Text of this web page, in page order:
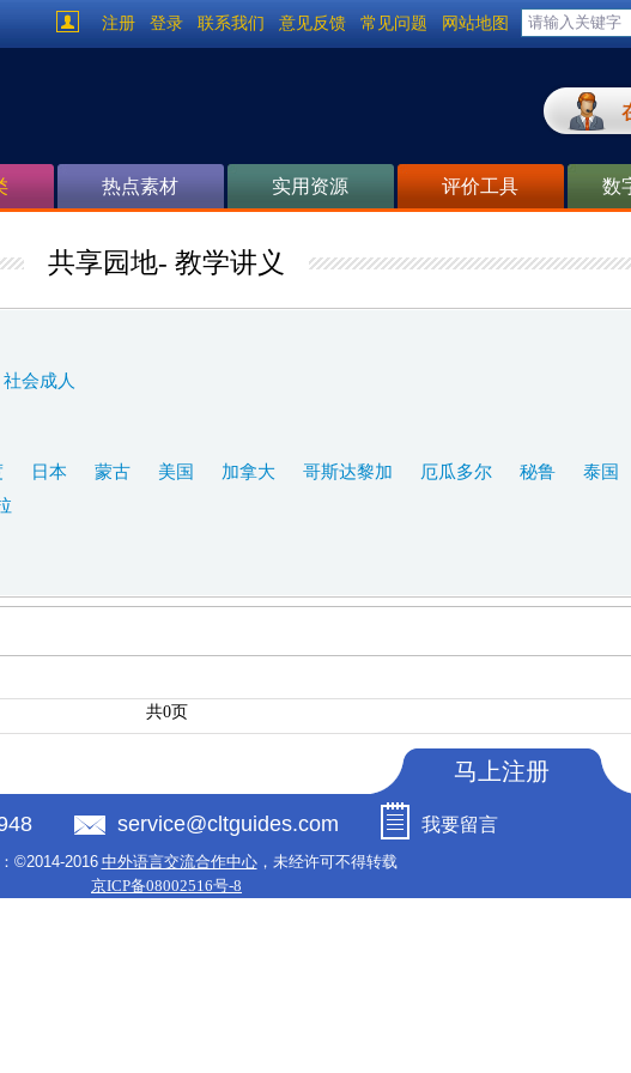
注册 登录 联系我们 意见反馈 常见问题 网站地图
热点素材 实用资源 评价工具 数
共享园地- 教学讲义
社会成人
日本 蒙古 美国 加拿大 哥斯达黎加 厄瓜多尔 秘鲁
泰国
共0页
service@cltguides.com 我要留言
马上注册
©2014-2016 中外语言交流合作中心，未经许可不得转载
京ICP备08002516号-8